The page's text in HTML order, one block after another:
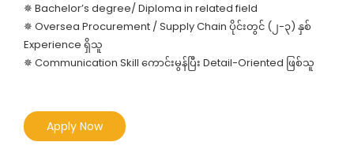
✵ Bachelor’s degree/ Diploma in related field
✵ Oversea Procurement / Supply Chain ပိုင်းတွင် (၂-၃) နှစ်
Experience ရှိသူ
✵ Communication Skill ကောင်းမွန်ပြီး Detail-Oriented ဖြစ်သူ
Apply Now